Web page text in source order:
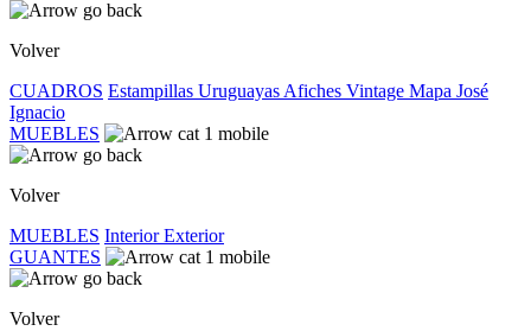
Volver
CUADROS Estampillas Uruguayas Afiches Vintage Mapa José
Ignacio
MUEBLES
Volver
MUEBLES InteriorExterior
GUANTES
Volver